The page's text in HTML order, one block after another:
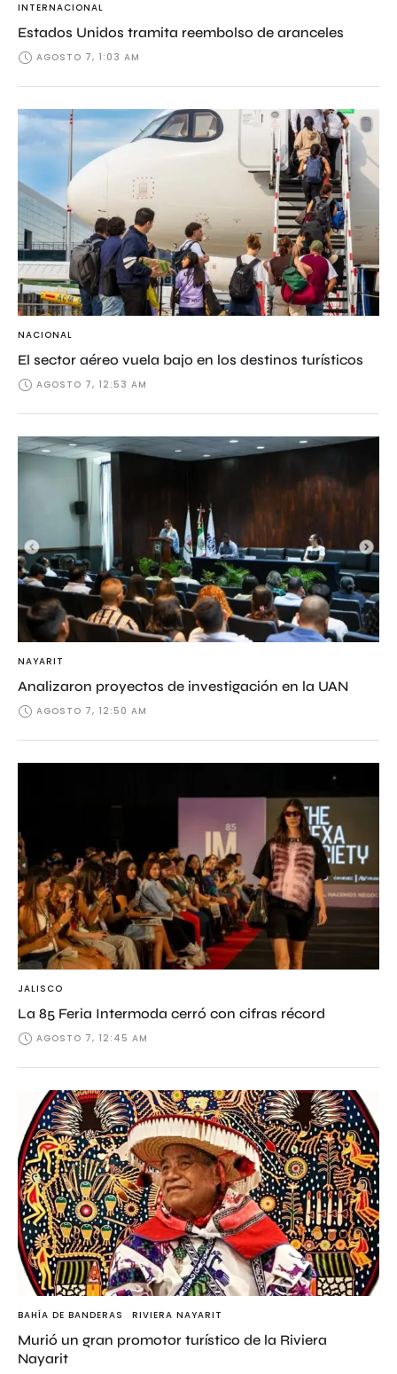
INTERNACIONAL
Estados Unidos tramita reembolso de aranceles
AGOSTO 7, 1:03 AM
NACIONAL
El sector aéreo vuela bajo en los destinos turísticos
AGOSTO 7, 12:53 AM
NAYARIT
Analizaron proyectos de investigación en la UAN
AGOSTO 7, 12:50 AM
JALISCO
La 85 Feria Intermoda cerró con cifras récord
AGOSTO 7, 12:45 AM
BAHÍA DE BANDERAS RIVIERA NAYARIT
Murió un gran promotor turístico de la Riviera
Nayarit